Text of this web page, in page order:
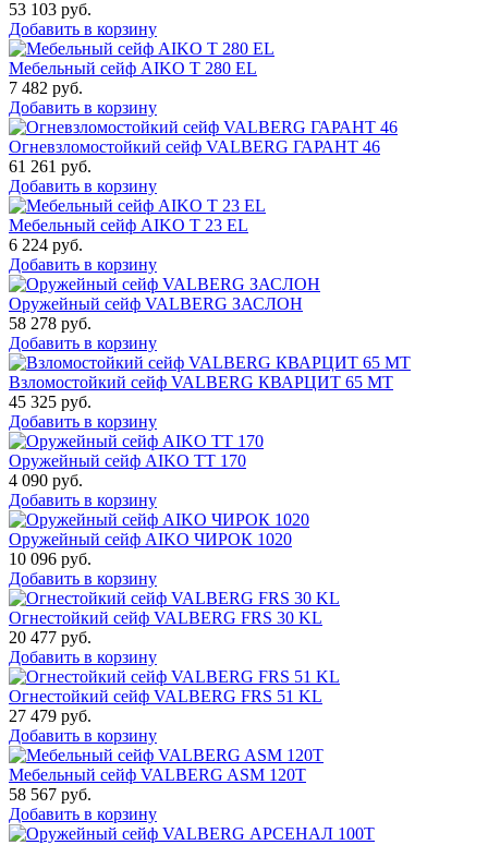
53 103 руб.
Добавить в корзину
Мебельный сейф AIKO T 280 EL
7 482 руб.
Добавить в корзину
Огневзломостойкий сейф VALBERG ГАРАНТ 46
61 261 руб.
Добавить в корзину
Мебельный сейф AIKO Т 23 EL
6 224 руб.
Добавить в корзину
Оружейный сейф VALBERG ЗАСЛОН
58 278 руб.
Добавить в корзину
Взломостойкий сейф VALBERG КВАРЦИТ 65 МТ
45 325 руб.
Добавить в корзину
Оружейный сейф AIKO TT 170
4 090 руб.
Добавить в корзину
Оружейный сейф AIKO ЧИРОК 1020
10 096 руб.
Добавить в корзину
Огнестойкий сейф VALBERG FRS 30 KL
20 477 руб.
Добавить в корзину
Огнестойкий сейф VALBERG FRS 51 KL
27 479 руб.
Добавить в корзину
Мебельный сейф VALBERG ASM 120T
58 567 руб.
Добавить в корзину